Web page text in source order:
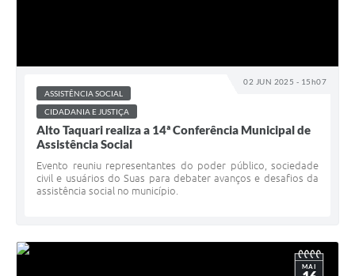
02 JUN 2025 - 15h07
ASSISTÊNCIA SOCIAL
CIDADANIA E JUSTIÇA
Alto Taquari realiza a 14ª Conferência Municipal de
Assistência Social
Evento reuniu representantes do poder público, sociedade
civil e usuários do Suas para debater avanços e desafios da
assistência social no município.
MAI